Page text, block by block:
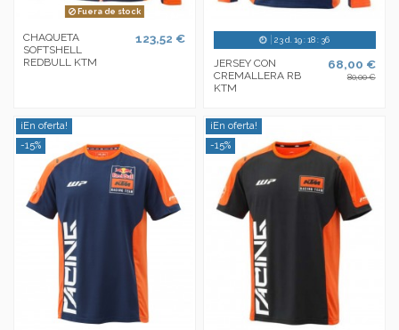
Fuera de stock
CHAQUETA
SOFTSHELL
REDBULL KTM
123,52 € 23d. 19:18: 35
JERSEY CON
CREMALLERA RB
KTM
68,00 €
80,00 €
¡En oferta!
-15%
¡En oferta!
-15%